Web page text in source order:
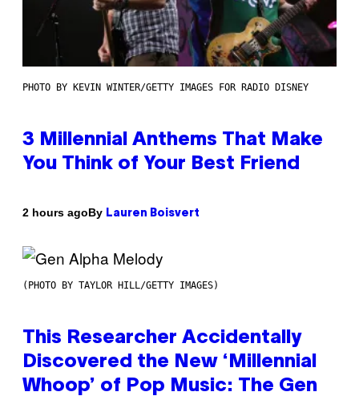
PHOTO BY KEVIN WINTER/GETTY IMAGES FOR RADIO DISNEY
3 Millennial Anthems That Make
You Think of Your Best Friend
2 hours agoBy Lauren Boisvert
(PHOTO BY TAYLOR HILL/GETTY IMAGES)
This Researcher Accidentally
Discovered the New ‘Millennial
Whoop’ of Pop Music: The Gen